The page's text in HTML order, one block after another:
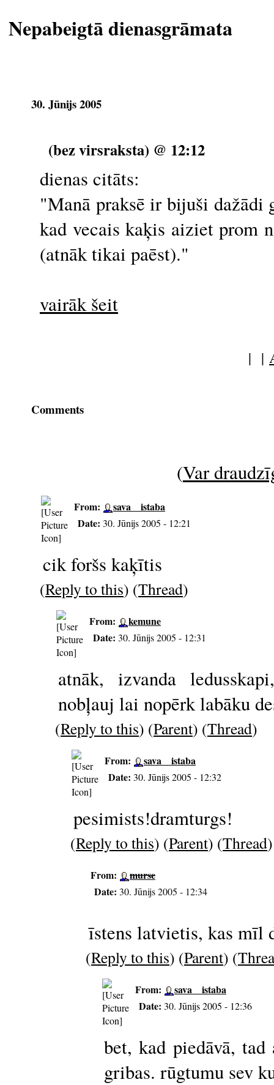
Nepabeigtā dienasgrāmata
30. Jūnijs 2005
(bez virsraksta) @ 12:12
dienas citāts:
"Manā praksē ir bijuši
kad vecais kaķis aiziet prom
(atnāk tikai paēst)."
vairāk šeit
| |
Comments
(Var
From:
sava__istaba
Date: 30. Jūnijs 2005 - 12:21
cik foršs kaķītis
(Reply to this) (Thread)
From:
kemune
Date: 30. Jūnijs 2005 - 12:31
atnāk, izvanda
nobļauj lai nopērk labāku
(Reply to this) (Parent) (Thread)
From:
sava__istaba
Date: 30. Jūnijs 2005 - 12:32
pesimists!dramturgs!
(Reply to this) (Parent) (Thread)
From:
murse
Date: 30. Jūnijs 2005 - 12:34
īstens latvietis, kas mīl
(Reply to this) (Parent) (
From:
sava__istaba
Date: 30. Jūnijs 2005 - 12:36
bet, kad piedāvā,
gribas. rūgtumu sev